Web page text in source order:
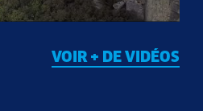
VOIR + DE VIDÉOS